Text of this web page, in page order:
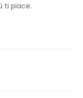
ti piace.